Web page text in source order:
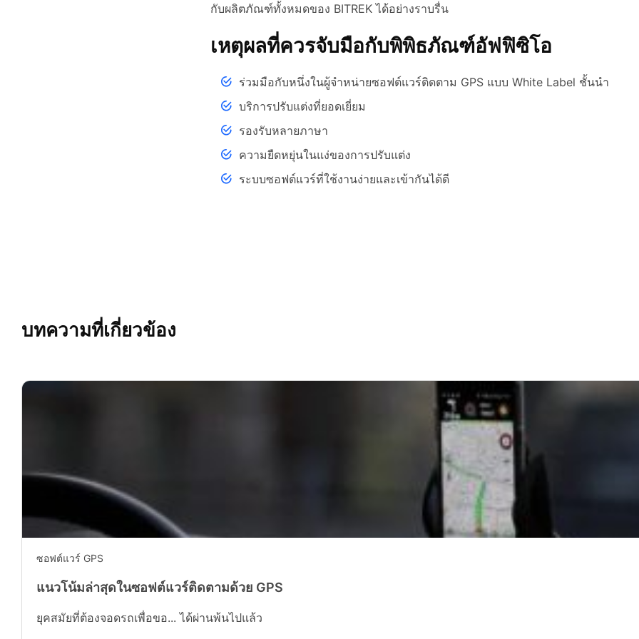
กับผลิตภัณฑ์ทั้งหมดของ BITREK ได้อย่างราบรื่น
เหตุผลที่ควรจับมือกับพิพิธภัณฑ์อัฟฟิซิโอ
ร่วมมือกับหนึ่งในผู้จำหน่ายซอฟต์แวร์ติดตาม GPS แบบ White Label ชั้นนำ
บริการปรับแต่งที่ยอดเยี่ยม
รองรับหลายภาษา
ความยืดหยุ่นในแง่ของการปรับแต่ง
ระบบซอฟต์แวร์ที่ใช้งานง่ายและเข้ากันได้ดี
บทความที่เกี่ยวข้อง
ซอฟต์แวร์ GPS
แนวโน้มล่าสุดในซอฟต์แวร์ติดตามด้วย GPS
ยุคสมัยที่ต้องจอดรถเพื่อขอ... ได้ผ่านพ้นไปแล้ว